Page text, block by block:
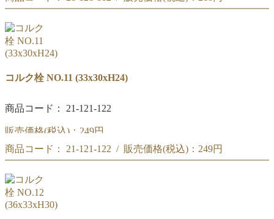
コルク栓 NO.10
(30x27xH24)
コルク栓 NO.11 (33x30xH24)
商品コード： 21-121-122
販売価格(税込)： 249円
コルク栓 NO.11
商品コード： 21-121-122 / 販売価格(税込)： 249円
コルク栓 NO.11
(33x30xH24)